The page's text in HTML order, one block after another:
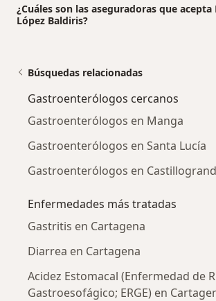
¿Cuáles son las aseguradoras que acepta
López Baldiris?
Búsquedas relacionadas
Gastroenterólogos cercanos
Gastroenterólogos en Manga
Gastroenterólogos en Santa Lucía
Gastroenterólogos en
Enfermedades más tratadas
Gastritis en Cartagena
Diarrea en Cartagena
Acidez Estomacal (Enfermedad de
Gastroesofágico; ERGE) en